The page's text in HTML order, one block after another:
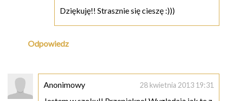
Dziękuję!! Strasznie się cieszę :)))
Odpowiedz
Anonimowy 28 kwietnia 2013 19:31